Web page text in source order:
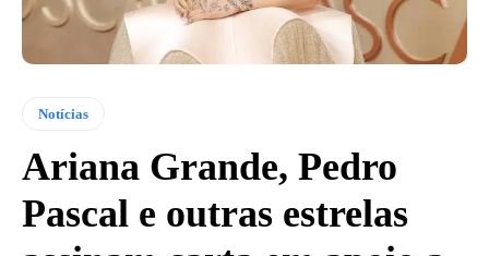
Notícias
Ariana Grande, Pedro
Pascal e outras estrelas